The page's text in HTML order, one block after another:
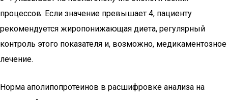
процессов. Если значение превышает 4, пациенту
рекомендуется жиропонижающая диета, регулярный
контроль этого показателя и, возможно, медикаментозное
лечение.
Норма аполипопротеинов в расшифровке анализа на